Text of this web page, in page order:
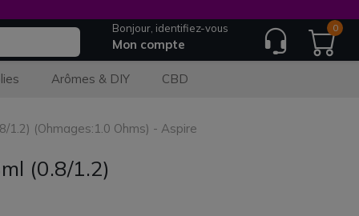
Bonjour, identifiez-vous
Mon compte
0
Arômes & DIY CBD
1.2) (Ohmages:1.0 Ohms) - Aspire
(0.8/1.2)